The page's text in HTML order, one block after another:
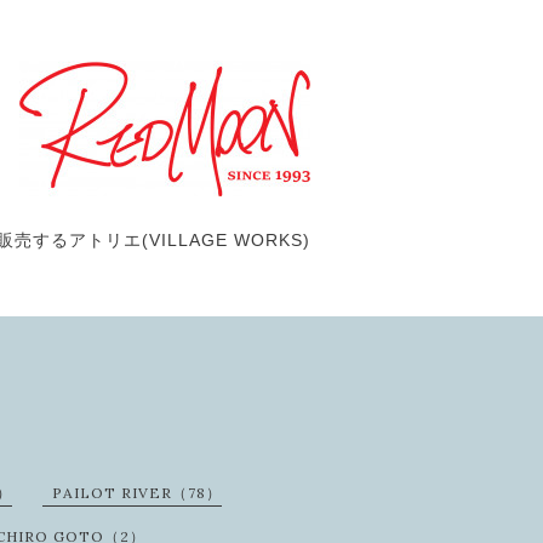
売するアトリエ(VILLAGE WORKS)
PAILOT RIVER（78）
GOTO（2）